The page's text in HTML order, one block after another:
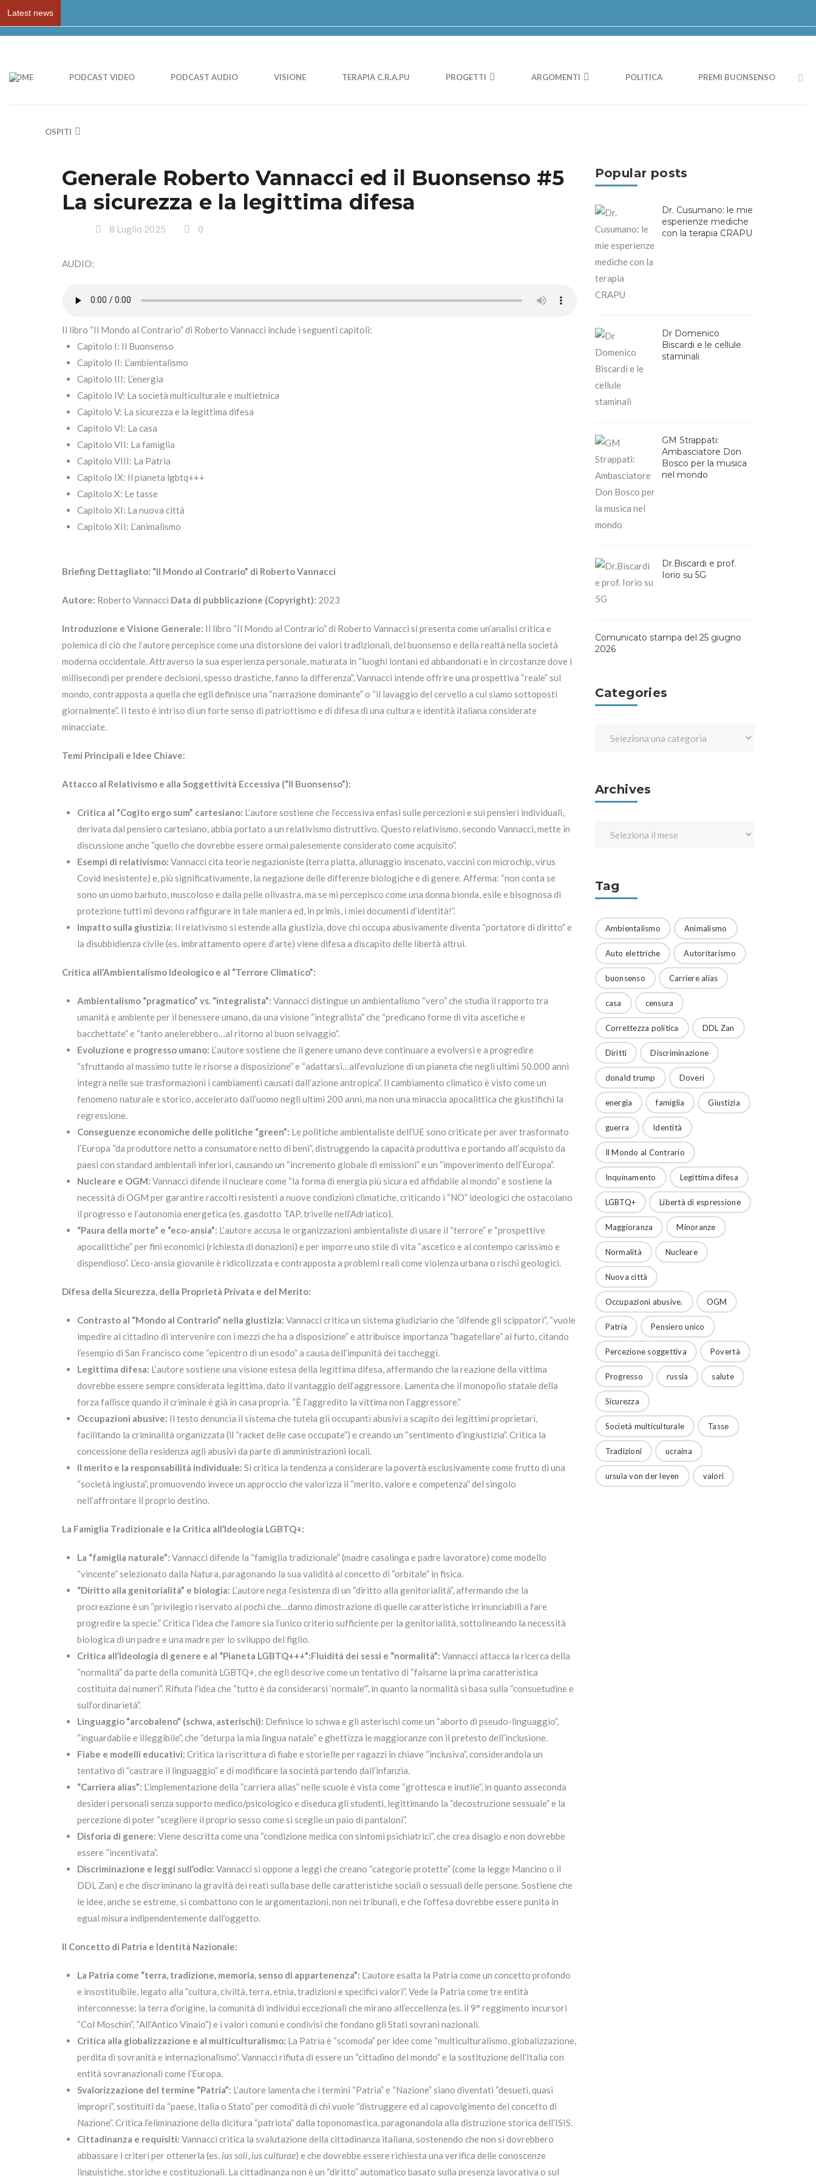
Latest news
HOME PODCAST VIDEO PODCAST AUDIO VISIONE TERAPIA C.R.A.PU PROGETTI ARGOMENTI POLITICA PREMI BUONSENSO
OSPITI
Generale Roberto Vannacci ed il Buonsenso #5
La sicurezza e la legittima difesa
8 Luglio 2025 0
AUDIO:
Il libro “Il Mondo al Contrario” di Roberto Vannacci include i seguenti capitoli:
Capitolo I: Il Buonsenso
Capitolo II: L’ambientalismo
Capitolo III: L’energia
Capitolo IV: La società multiculturale e multietnica
Capitolo V: La sicurezza e la legittima difesa
Capitolo VI: La casa
Capitolo VII: La famiglia
Capitolo VIII: La Patria
Capitolo IX: Il pianeta lgbtq+++
Capitolo X: Le tasse
Capitolo XI: La nuova città
Capitolo XII: L’animalismo
Briefing Dettagliato: “Il Mondo al Contrario” di Roberto Vannacci
Autore: Roberto Vannacci Data di pubblicazione (Copyright): 2023
Introduzione e Visione Generale: Il libro “Il Mondo al Contrario” di Roberto Vannacci si presenta come un’analisi critica e
polemica di ciò che l’autore percepisce come una distorsione dei valori tradizionali, del buonsenso e della realtà nella società
moderna occidentale. Attraverso la sua esperienza personale, maturata in “luoghi lontani ed abbandonati e in circostanze dove i
millisecondi per prendere decisioni, spesso drastiche, fanno la differenza”, Vannacci intende offrire una prospettiva “reale” sul
mondo, contrapposta a quella che egli definisce una “narrazione dominante” o “il lavaggio del cervello a cui siamo sottoposti
giornalmente”. Il testo è intriso di un forte senso di patriottismo e di difesa di una cultura e identità italiana considerate
minacciate.
Temi Principali e Idee Chiave:
Attacco al Relativismo e alla Soggettività Eccessiva (“Il Buonsenso”):
Critica al “Cogito ergo sum” cartesiano: L’autore sostiene che l’eccessiva enfasi sulle percezioni e sui pensieri individuali,
derivata dal pensiero cartesiano, abbia portato a un relativismo distruttivo. Questo relativismo, secondo Vannacci, mette in
discussione anche “quello che dovrebbe essere ormai palesemente considerato come acquisito”.
Esempi di relativismo: Vannacci cita teorie negazioniste (terra piatta, allunaggio inscenato, vaccini con microchip, virus
Covid inesistente) e, più significativamente, la negazione delle differenze biologiche e di genere. Afferma: “non conta se
sono un uomo barbuto, muscoloso e dalla pelle olivastra, ma se mi percepisco come una donna bionda, esile e bisognosa di
protezione tutti mi devono raffigurare in tale maniera ed, in primis, i miei documenti d’identità!”.
Impatto sulla giustizia: Il relativismo si estende alla giustizia, dove chi occupa abusivamente diventa “portatore di diritto” e
la disubbidienza civile (es. imbrattamento opere d’arte) viene difesa a discapito delle libertà altrui.
Critica all’Ambientalismo Ideologico e al “Terrore Climatico”:
Ambientalismo “pragmatico” vs. “integralista”: Vannacci distingue un ambientalismo “vero” che studia il rapporto tra
umanità e ambiente per il benessere umano, da una visione “integralista” che “predicano forme di vita ascetiche e
bacchettate” e “tanto anelerebbero…al ritorno al buon selvaggio”.
Evoluzione e progresso umano: L’autore sostiene che il genere umano deve continuare a evolversi e a progredire
“sfruttando al massimo tutte le risorse a disposizione” e “adattarsi…all’evoluzione di un pianeta che negli ultimi 50.000 anni
integra nelle sue trasformazioni i cambiamenti causati dall’azione antropica”. Il cambiamento climatico è visto come un
fenomeno naturale e storico, accelerato dall’uomo negli ultimi 200 anni, ma non una minaccia apocalittica che giustifichi la
regressione.
Conseguenze economiche delle politiche “green”: Le politiche ambientaliste dell’UE sono criticate per aver trasformato
l’Europa “da produttore netto a consumatore netto di beni”, distruggendo la capacità produttiva e portando all’acquisto da
paesi con standard ambientali inferiori, causando un “incremento globale di emissioni” e un “impoverimento dell’Europa”.
Nucleare e OGM: Vannacci difende il nucleare come “la forma di energia più sicura ed affidabile al mondo” e sostiene la
necessità di OGM per garantire raccolti resistenti a nuove condizioni climatiche, criticando i “NO” ideologici che ostacolano
il progresso e l’autonomia energetica (es. gasdotto TAP, trivelle nell’Adriatico).
“Paura della morte” e “eco-ansia”: L’autore accusa le organizzazioni ambientaliste di usare il “terrore” e “prospettive
apocalittiche” per fini economici (richiesta di donazioni) e per imporre uno stile di vita “ascetico e al contempo carissimo e
dispendioso”. L’eco-ansia giovanile è ridicolizzata e contrapposta a problemi reali come violenza urbana o rischi geologici.
Difesa della Sicurezza, della Proprietà Privata e del Merito:
Contrasto al “Mondo al Contrario” nella giustizia: Vannacci critica un sistema giudiziario che “difende gli scippatori”, “vuole
impedire al cittadino di intervenire con i mezzi che ha a disposizione” e attribuisce importanza “bagatellare” al furto, citando
l’esempio di San Francisco come “epicentro di un esodo” a causa dell’impunità dei taccheggi.
Legittima difesa: L’autore sostiene una visione estesa della legittima difesa, affermando che la reazione della vittima
dovrebbe essere sempre considerata legittima, dato il vantaggio dell’aggressore. Lamenta che il monopolio statale della
forza fallisce quando il criminale è già in casa propria. “È l’aggredito la vittima non l’aggressore.”
Occupazioni abusive: Il testo denuncia il sistema che tutela gli occupanti abusivi a scapito dei legittimi proprietari,
facilitando la criminalità organizzata (il “racket delle case occupate”) e creando un “sentimento d’ingiustizia”. Critica la
concessione della residenza agli abusivi da parte di amministrazioni locali.
Il merito e la responsabilità individuale: Si critica la tendenza a considerare la povertà esclusivamente come frutto di una
“società ingiusta”, promuovendo invece un approccio che valorizza il “merito, valore e competenza” del singolo
nell’affrontare il proprio destino.
La Famiglia Tradizionale e la Critica all’Ideologia LGBTQ+:
La “famiglia naturale”: Vannacci difende la “famiglia tradizionale” (madre casalinga e padre lavoratore) come modello
“vincente” selezionato dalla Natura, paragonando la sua validità al concetto di “orbitale” in fisica.
“Diritto alla genitorialità” e biologia: L’autore nega l’esistenza di un “diritto alla genitorialità”, affermando che la
procreazione è un “privilegio riservato ai pochi che…danno dimostrazione di quelle caratteristiche irrinunciabili a fare
progredire la specie.” Critica l’idea che l’amore sia l’unico criterio sufficiente per la genitorialità, sottolineando la necessità
biologica di un padre e una madre per lo sviluppo del figlio.
Critica all’ideologia di genere e al “Pianeta LGBTQ+++”:Fluidità dei sessi e “normalità”: Vannacci attacca la ricerca della
“normalità” da parte della comunità LGBTQ+, che egli descrive come un tentativo di “falsarne la prima caratteristica
costituita dai numeri”. Rifiuta l’idea che “tutto è da considerarsi ‘normale'”, in quanto la normalità si basa sulla “consuetudine e
sull’ordinarietà”.
Linguaggio “arcobaleno” (schwa, asterischi): Definisce lo schwa e gli asterischi come un “aborto di pseudo-linguaggio”,
“inguardabile e illeggibile”, che “deturpa la mia lingua natale” e ghettizza le maggioranze con il pretesto dell’inclusione.
Fiabe e modelli educativi: Critica la riscrittura di fiabe e storielle per ragazzi in chiave “inclusiva”, considerandola un
tentativo di “castrare il linguaggio” e di modificare la società partendo dall’infanzia.
“Carriera alias”: L’implementazione della “carriera alias” nelle scuole è vista come “grottesca e inutile”, in quanto asseconda
desideri personali senza supporto medico/psicologico e diseduca gli studenti, legittimando la “decostruzione sessuale” e la
percezione di poter “scegliere il proprio sesso come si sceglie un paio di pantaloni”.
Disforia di genere: Viene descritta come una “condizione medica con sintomi psichiatrici”, che crea disagio e non dovrebbe
essere “incentivata”.
Discriminazione e leggi sull’odio: Vannacci si oppone a leggi che creano “categorie protette” (come la legge Mancino o il
DDL Zan) e che discriminano la gravità dei reati sulla base delle caratteristiche sociali o sessuali delle persone. Sostiene che
le idee, anche se estreme, si combattono con le argomentazioni, non nei tribunali, e che l’offesa dovrebbe essere punita in
egual misura indipendentemente dall’oggetto.
Il Concetto di Patria e Identità Nazionale:
La Patria come “terra, tradizione, memoria, senso di appartenenza”: L’autore esalta la Patria come un concetto profondo
e insostituibile, legato alla “cultura, civiltà, terra, etnia, tradizioni e specifici valori”. Vede la Patria come tre entità
interconnesse: la terra d’origine, la comunità di individui eccezionali che mirano all’eccellenza (es. il 9° reggimento incursori
“Col Moschin”, “All’Antico Vinaio”) e i valori comuni e condivisi che fondano gli Stati sovrani nazionali.
Critica alla globalizzazione e al multiculturalismo: La Patria è “scomoda” per idee come “multiculturalismo, globalizzazione,
perdita di sovranità e internazionalismo”. Vannacci rifiuta di essere un “cittadino del mondo” e la sostituzione dell’Italia con
entità sovranazionali come l’Europa.
Svalorizzazione del termine “Patria”: L’autore lamenta che i termini “Patria” e “Nazione” siano diventati “desueti, quasi
impropri”, sostituiti da “paese, Italia o Stato” per comodità di chi vuole “distruggere ed al capovolgimento del concetto di
Nazione”. Critica l’eliminazione della dicitura “patriota” dalla toponomastica, paragonandola alla distruzione storica dell’ISIS.
Cittadinanza e requisiti: Vannacci critica la svalutazione della cittadinanza italiana, sostenendo che non si dovrebbero
abbassare i criteri per ottenerla (es. ius soli ius culturae) e che dovrebbe essere richiesta una verifica delle conoscenze
linguistiche, storiche e costituzionali. La cittadinanza non è un “diritto” automatico basato sulla presenza lavorativa o sul
Popular posts
Dr. Cusumano: le mie
esperienze mediche
con la terapia CRAPU
Dr Domenico
Biscardi e le cellule
staminali
GM Strappati:
Ambasciatore Don
Bosco per la musica
nel mondo
Dr.Biscardi e prof.
Iorio su 5G
Comunicato stampa del 25 giugno
2026
Categories
Archives
Tag
Ambientalismo Animalismo
Auto elettriche Autoritarismo
buonsenso Carriere alias
casa censura
Correttezza politica DDL Zan
Diritti Discriminazione
donald trump Doveri
energia famiglia Giustizia
guerra Identità
Il Mondo al Contrario
Inquinamento Legittima difesa
LGBTQ+ Libertà di espressione
Maggioranza Minoranze
Normalità Nucleare
Nuova città
Occupazioni abusive. OGM
Patria Pensiero unico
Percezione soggettiva Povertà
Progresso russia salute
Sicurezza
Società multiculturale Tasse
Tradizioni ucraina
ursula von der leyen valori